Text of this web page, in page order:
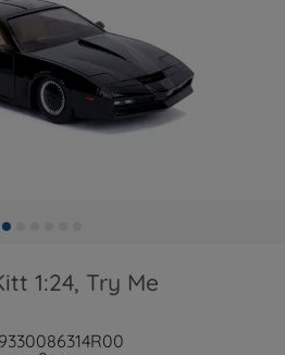
1:24, Try Me